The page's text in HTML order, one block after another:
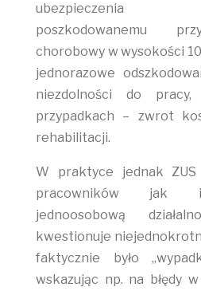
ubezpieczenia
poszkodowanemu
chorobowy w wysokości
jednorazowe
niezdolności do
przypadkach – zwrot
rehabilitacji.
W praktyce jednak
pracowników jak i
jednoosobową
kwestionuje
faktycznie było
wskazując np. na błędy